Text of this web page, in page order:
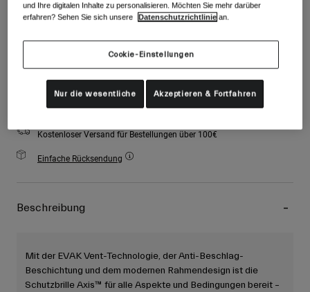
Freestyle
One Size
Zum Warenkorb hinzufügen
Kostenloser Versand für Bestellungen über 100€
Einfache Rücksendung
Beschreibung
Mit der EVAK Vent-Technologie, der Anti-Beschlag-
Beschichtung und dem modernen Rahmendesign ist die
Schutzbrille Axis™ für alle Aspekte und Bedingungen bereit –
und Ihre digitalen Inhalte zu personalisieren. Möchten Sie mehr darüber
erfahren? Sehen Sie sich unsere
Datenschutzrichtlinie an.
Cookie-Einstellungen
Nur die wesentliche Akzeptieren & Fortfahren